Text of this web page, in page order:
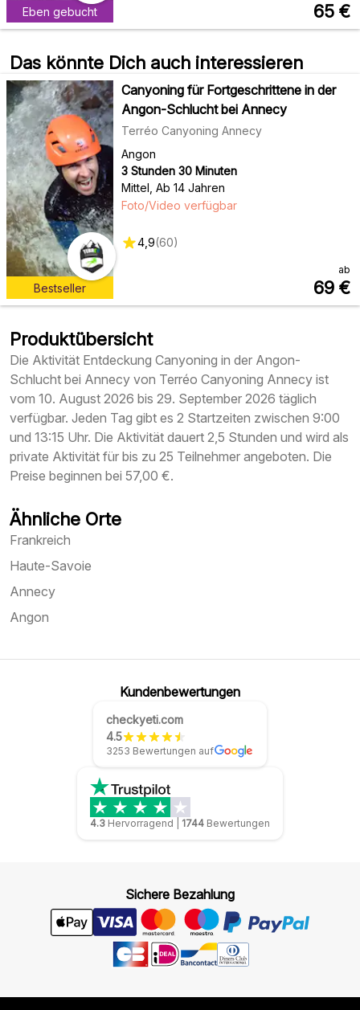
Eben gebucht 65 €
Das könnte Dich auch interessieren
Bestseller
Canyoning für Fortgeschrittene in der
Angon-Schlucht bei Annecy
Terréo Canyoning Annecy
Angon
3 Stunden 30 Minuten
Mittel Ab 14 Jahren
Foto/Video verfügbar
4,9(60)
ab
69 €
Produktübersicht
Die Aktivität Entdeckung Canyoning in der Angon-
Schlucht bei Annecy von Terréo Canyoning Annecy ist
vom 10. August 2026 bis 29. September 2026 täglich
verfügbar. Jeden Tag gibt es 2 Startzeiten zwischen 9:00
und 13:15 Uhr. Die Aktivität dauert 2,5 Stunden und wird als
private Aktivität für bis zu 25 Teilnehmer angeboten. Die
Preise beginnen bei 57,00 €.
Ähnliche Orte
Frankreich
Haute-Savoie
Annecy
Angon
Kundenbewertungen
checkyeti.com
4.5
3253 Bewertungen auf
4.3 Hervorragend 1744 Bewertungen
Sichere Bezahlung